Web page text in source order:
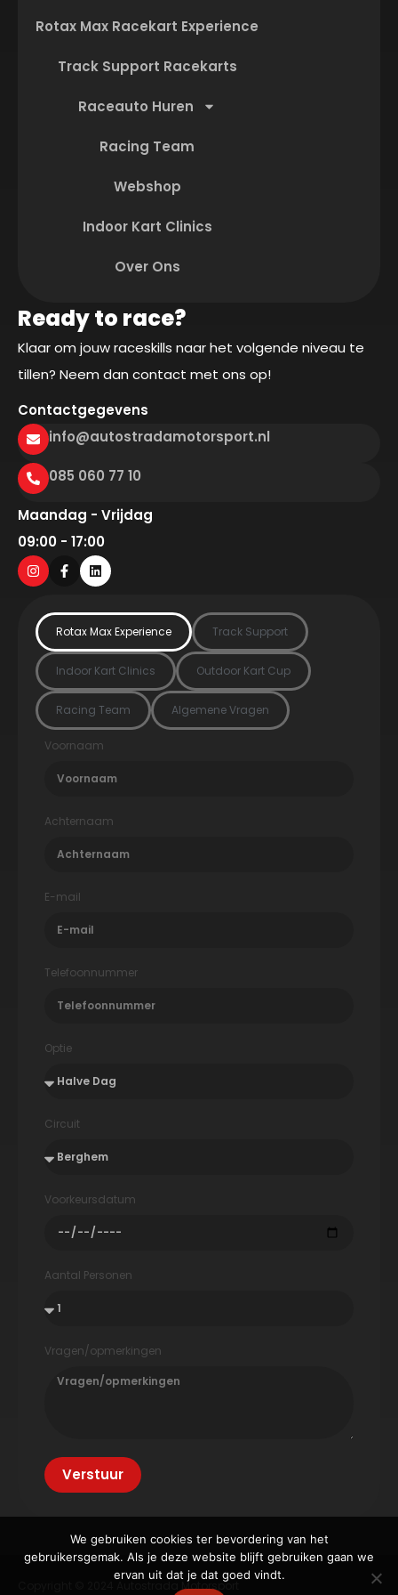
Rotax Max Racekart Experience
Track Support Racekarts
Raceauto Huren
Racing Team
Webshop
Indoor Kart Clinics
Over Ons
Ready to race?
Klaar om jouw raceskills naar het volgende niveau te
tillen? Neem dan contact met ons op!
Contactgegevens
info@autostradamotorsport.nl
085 060 77 10
Maandag - Vrijdag
09:00 - 17:00
Rotax Max Experience Track Support
Indoor Kart Clinics Outdoor Kart Cup
Racing Team Algemene Vragen
Voornaam
Achternaam
E-mail
Telefoonnummer
Optie
Circuit
Voorkeursdatum
Aantal Personen
Vragen/opmerkingen
Verstuur
Copyright © 2024 Autostrada Motorsport
We gebruiken cookies ter bevordering van het
gebruikersgemak. Als je deze website blijft gebruiken gaan we
ervan uit dat je dat goed vindt.